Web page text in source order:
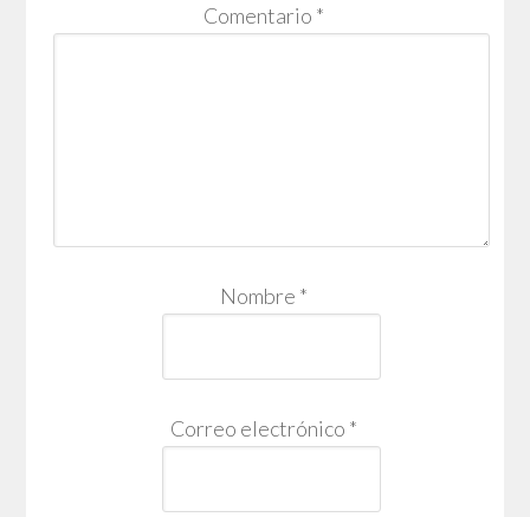
Comentario *
Nombre *
Correo electrónico *